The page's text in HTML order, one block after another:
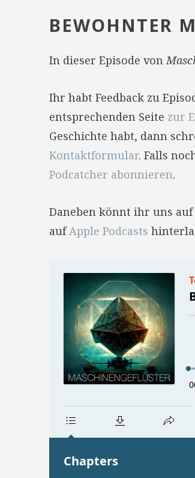
BEWOHNTER
In dieser Episode von
Ihr habt Feedback zu
entsprechenden Seite zur
Geschichte habt, dann
Kontaktformular. Falls
Podcatcher abonnieren.
Daneben könnt ihr uns auf
aufApple Podcasts